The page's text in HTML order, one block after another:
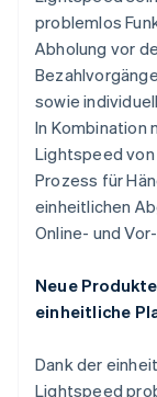
problemlos
Abholung vor
sowie
In Kombination
Lightspeed
Prozess für
einheitlichen
Online- und
Neue
einheitliche
Dank der
Lightspeed